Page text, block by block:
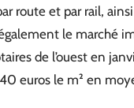
route et par rail,
le marché
de l’ouest en
euros le m² en